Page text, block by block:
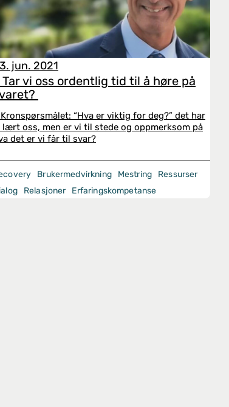
jun. 2021
Tar vi oss ordentlig tid til å høre på
“Hva er viktig for deg?” det har
lært oss, men er vi til stede og oppmerksom på
det er vi får til svar?
Brukermedvirkning Mestring
Ressurser
Relasjoner Erfaringskompetanse